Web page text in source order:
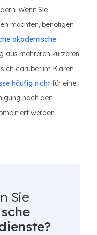
Wenn Sie
möchten, benötigen
akademische
aus mehreren kürzeren
darüber im Klaren
häufig nicht für eine
nach den
werden
Sie